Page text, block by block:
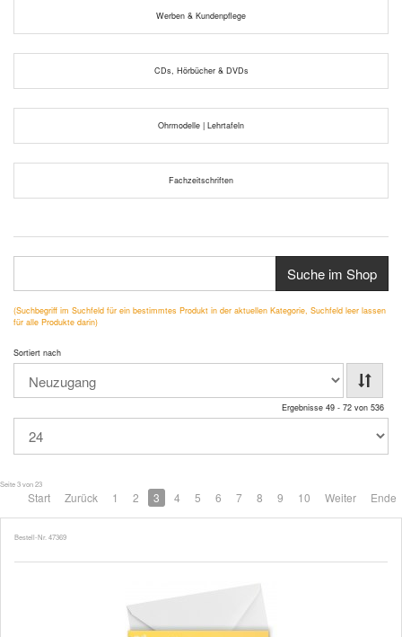
Werben & Kundenpflege
CDs, Hörbücher & DVDs
Ohrmodelle | Lehrtafeln
Fachzeitschriften
Suche im Shop
(Suchbegriff im Suchfeld für ein bestimmtes Produkt in der aktuellen Kategorie, Suchfeld leer lassen
für alle Produkte darin)
Sortiert nach
Ergebnisse 49 - 72 von 536
Seite 3 von 23
Start Zurück 1 2 3 4 5 6 7 8 9 10 Weiter Ende
Bestell-Nr. 47369